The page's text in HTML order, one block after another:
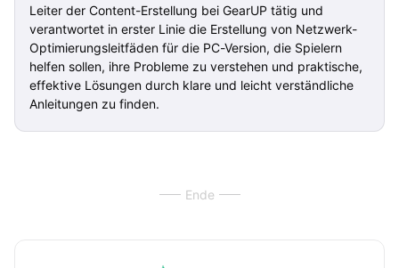
Leiter der Content-Erstellung bei GearUP tätig und
verantwortet in erster Linie die Erstellung von Netzwerk-
Optimierungsleitfäden für die PC-Version, die Spielern
helfen sollen, ihre Probleme zu verstehen und praktische,
effektive Lösungen durch klare und leicht verständliche
Anleitungen zu finden.
Ende